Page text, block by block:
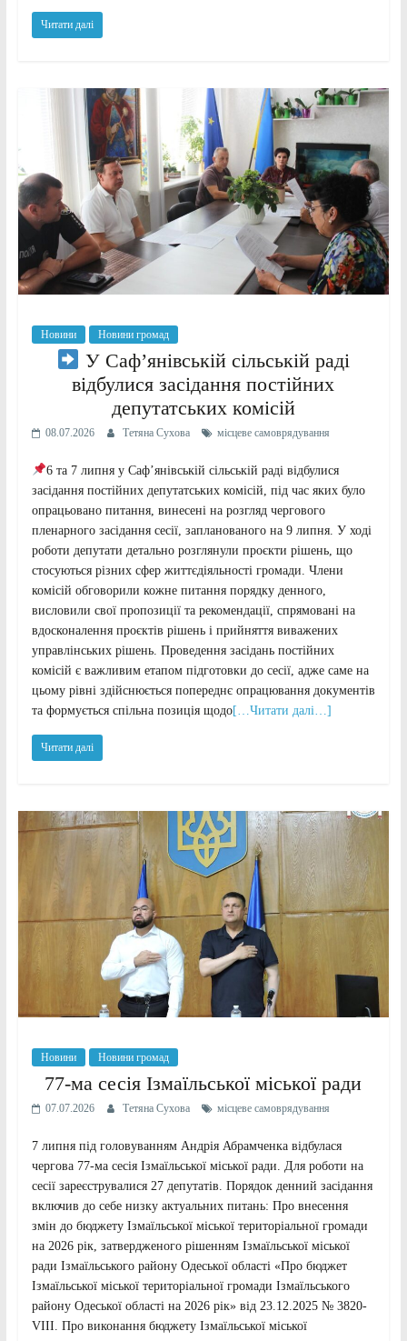
Читати далі
Новини Новини громад
У Саф’янівській сільській раді
відбулися засідання постійних
депутатських комісій
08.07.2026 Тетяна Сухова місцеве самоврядування
6 та 7 липня у Саф’янівській сільській раді відбулися
засідання постійних депутатських комісій, під час яких було
опрацьовано питання, винесені на розгляд чергового
пленарного засідання сесії, запланованого на 9 липня. У ході
роботи депутати детально розглянули проєкти рішень, що
стосуються різних сфер життєдіяльності громади. Члени
комісій обговорили кожне питання порядку денного,
висловили свої пропозиції та рекомендації, спрямовані на
вдосконалення проєктів рішень і прийняття виважених
управлінських рішень. Проведення засідань постійних
комісій є важливим етапом підготовки до сесії, адже саме на
цьому рівні здійснюється попереднє опрацювання документів
та формується спільна позиція щодо[…Читати далі…]
Читати далі
Новини Новини громад
77-ма сесія Ізмаїльської міської ради
07.07.2026 Тетяна Сухова місцеве самоврядування
7 липня під головуванням Андрія Абрамченка відбулася
чергова 77-ма сесія Ізмаїльської міської ради. Для роботи на
сесії зареєструвалися 27 депутатів. Порядок денний засідання
включив до себе низку актуальних питань: Про внесення
змін до бюджету Ізмаїльської міської територіальної громади
на 2026 рік, затвердженого рішенням Ізмаїльської міської
ради Ізмаїльського району Одеської області «Про бюджет
Ізмаїльської міської територіальної громади Ізмаїльського
району Одеської області на 2026 рік» від 23.12.2025 № 3820-
VIII. Про виконання бюджету Ізмаїльської міської